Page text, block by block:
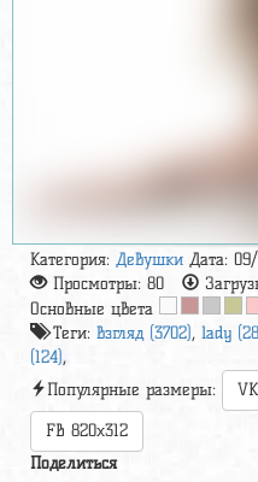
Категория:Девушки Дата:
Просмотры:80
Основные цвета
Теги:взгляд (3702),lady
(124),
Популярные размеры:
FB 820x312
Поделиться